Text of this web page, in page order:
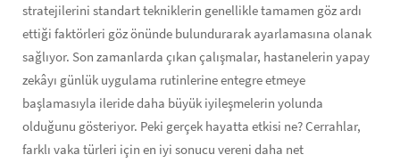
stratejilerini standart tekniklerin genellikle tamamen göz ardı
ettiği faktörleri göz önünde bulundurarak ayarlamasına olanak
sağlıyor. Son zamanlarda çıkan çalışmalar, hastanelerin yapay
zekâyı günlük uygulama rutinlerine entegre etmeye
başlamasıyla ileride daha büyük iyileşmelerin yolunda
olduğunu gösteriyor. Peki gerçek hayatta etkisi ne? Cerrahlar,
farklı vaka türleri için en iyi sonucu vereni daha net